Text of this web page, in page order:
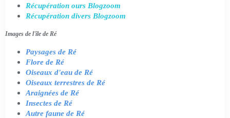
Récupération ours Blogzoom
Récupération divers Blogzoom
Images de l'île de Ré
Paysages de Ré
Flore de Ré
Oiseaux d'eau de Ré
Oiseaux terrestres de Ré
Araignées de Ré
Insectes de Ré
Autre faune de Ré